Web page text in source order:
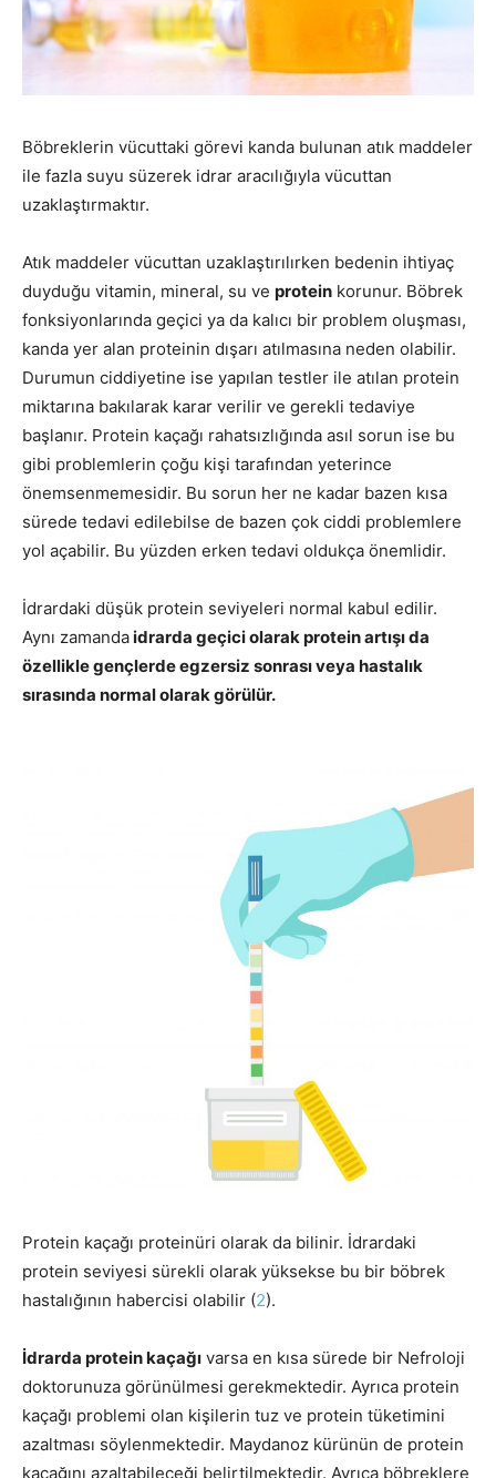
Böbreklerin vücuttaki görevi kanda bulunan atık maddeler
ile fazla suyu süzerek idrar aracılığıyla vücuttan
uzaklaştırmaktır.
Atık maddeler vücuttan uzaklaştırılırken bedenin ihtiyaç
duyduğu vitamin, mineral, su ve protein korunur. Böbrek
fonksiyonlarında geçici ya da kalıcı bir problem oluşması,
kanda yer alan proteinin dışarı atılmasına neden olabilir.
Durumun ciddiyetine ise yapılan testler ile atılan protein
miktarına bakılarak karar verilir ve gerekli tedaviye
başlanır. Protein kaçağı rahatsızlığında asıl sorun ise bu
gibi problemlerin çoğu kişi tarafından yeterince
önemsenmemesidir. Bu sorun her ne kadar bazen kısa
sürede tedavi edilebilse de bazen çok ciddi problemlere
yol açabilir. Bu yüzden erken tedavi oldukça önemlidir.
İdrardaki düşük protein seviyeleri normal kabul edilir.
Aynı zamandaidrarda geçici olarak protein artışı da
özellikle gençlerde egzersiz sonrası veya hastalık
sırasında normal olarak görülür.
Protein kaçağı proteinüri olarak da bilinir. İdrardaki
protein seviyesi sürekli olarak yüksekse bu bir böbrek
hastalığının habercisi olabilir (2).
İdrarda protein kaçağı varsa en kısa sürede bir Nefroloji
doktorunuza görünülmesi gerekmektedir. Ayrıca protein
kaçağı problemi olan kişilerin tuz ve protein tüketimini
azaltması söylenmektedir. Maydanoz kürünün de protein
kaçağını azaltabileceği belirtilmektedir. Ayrıca böbreklere